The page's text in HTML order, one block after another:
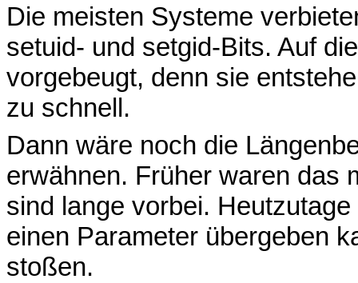
Die meisten Systeme
setuid- und setgid-Bits. Auf
vorgebeugt, denn sie
zu schnell.
Dann wäre noch die
erwähnen. Früher waren das
sind lange vorbei.
einen Parameter übergeben
stoßen.